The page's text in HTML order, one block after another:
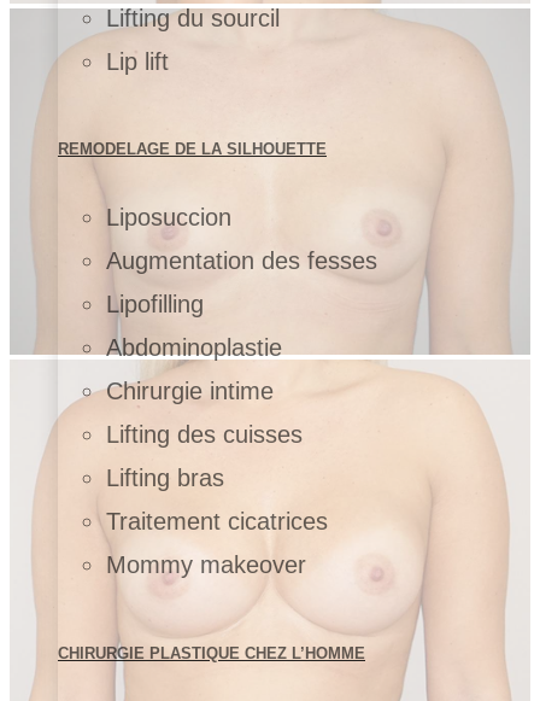
Lifting du sourcil
Lip lift
REMODELAGE DE LA SILHOUETTE
Liposuccion
Augmentation des fesses
Lipofilling
Abdominoplastie
Chirurgie intime
Lifting des cuisses
Lifting bras
Traitement cicatrices
Mommy makeover
CHIRURGIE PLASTIQUE CHEZ L’HOMME